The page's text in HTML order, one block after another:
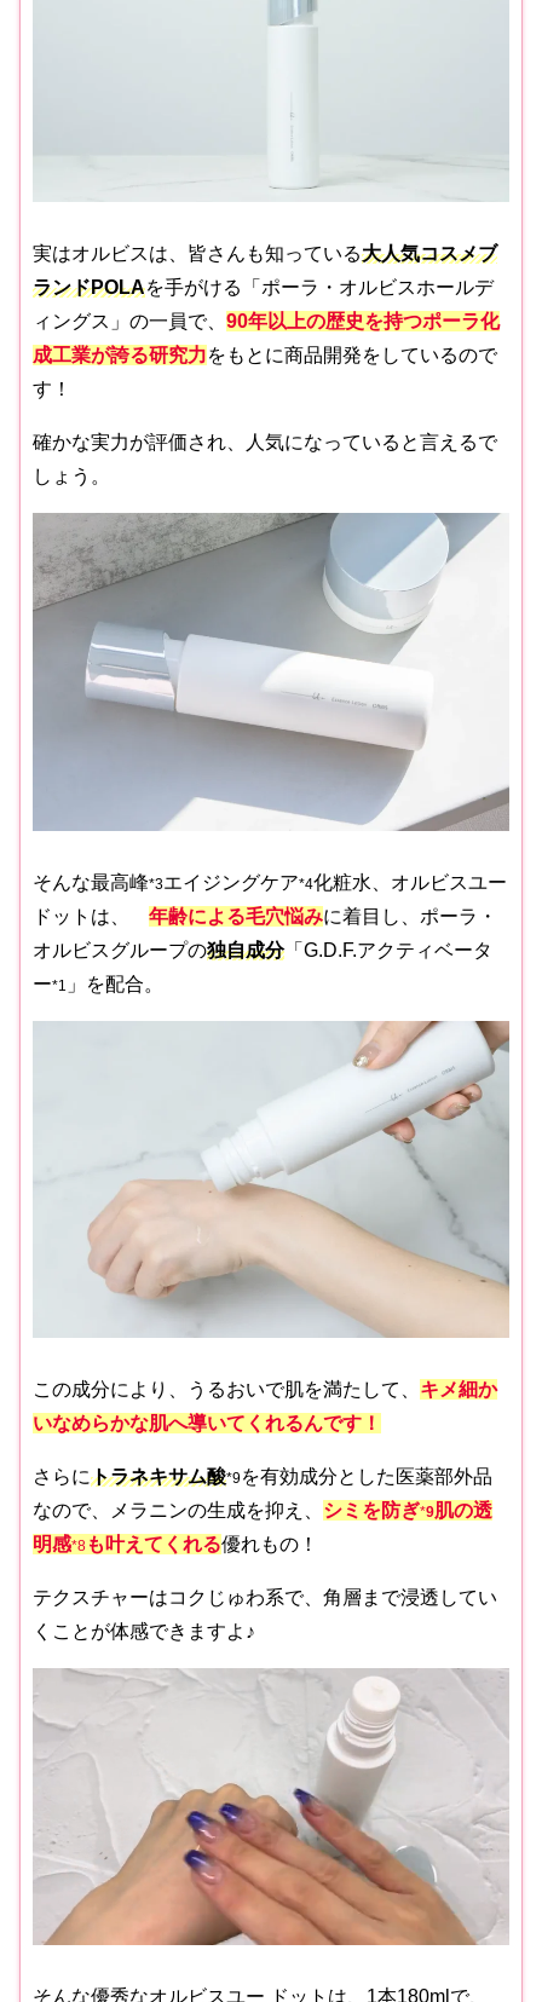
実はオルビスは、皆さんも知っている大人気コスメブ
ランドPOLAを手がける「ポーラ・オルビスホールデ
ィングス」の一員で、 90年以上の歴史を持つポーラ化
成工業が誇る研究力をもとに商品開発をしているので
す！
確かな実力が評価され、人気になっていると言えるで
しょう。
そんな最高峰*3エイジングケア*4化粧水、オルビスユー
ドットは、 年齢による毛穴悩みに着目し、ポーラ・
オルビスグループの独自成分「G.D.F.アクティベータ
ー*1 」を配合。
この成分により、うるおいで肌を満たして、 キメ細か
いなめらかな肌へ導いてくれるんです！
さらにトラネキサム酸*9を有効成分とした医薬部外品
なので、メラニンの生成を抑え、 シミを防ぎ*9肌の透
明感*8 も叶えてくれる優れもの！
テクスチャーはコクじゅわ系で、角層まで浸透してい
くことが体感できますよ♪
そんな優秀なオルビスユー ドットは、1本180mlで、